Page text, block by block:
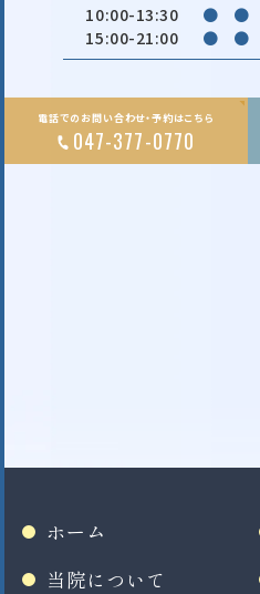
10:00-13:30
● ●
15:00-21:00 ● ●
電話でのお問い合わせ・予約はこちら
047-377-0770
ホーム
当院について